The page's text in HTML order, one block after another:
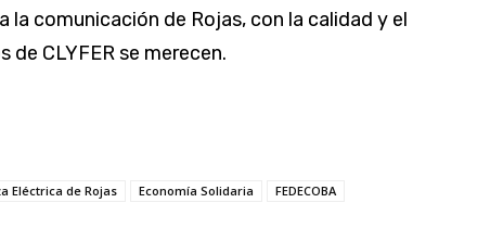
la comunicación de Rojas, con la calidad y el
de CLYFER se merecen.
Eléctrica de Rojas Economía Solidaria FEDECOBA